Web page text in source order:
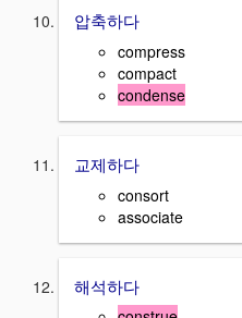
압축하다
compress
compact
condense
교제하다
consort
associate
해석하다